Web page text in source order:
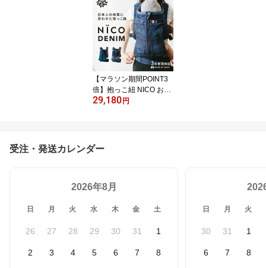
りから使える 抱っこひも
ベビーキャリア おんぶ紐
対面抱き 縦抱き 着脱 簡
単 新生児 出産祝い キュ
ーズベリー
【マラソン期間POINT3
倍】抱っこ紐 NICO おし
ゃれ 日本製 国産 岡山デ
ベビーキャリア おんぶ紐
対面抱き 縦抱き 着脱 簡
29,180円
受注・発送カレンダー
2026年8月
日 月 火 水 木 金 土
26 27 28 29 30 31 1
2 3 4 5 6 7 8
日 月 火
30 31 1
6 7 8